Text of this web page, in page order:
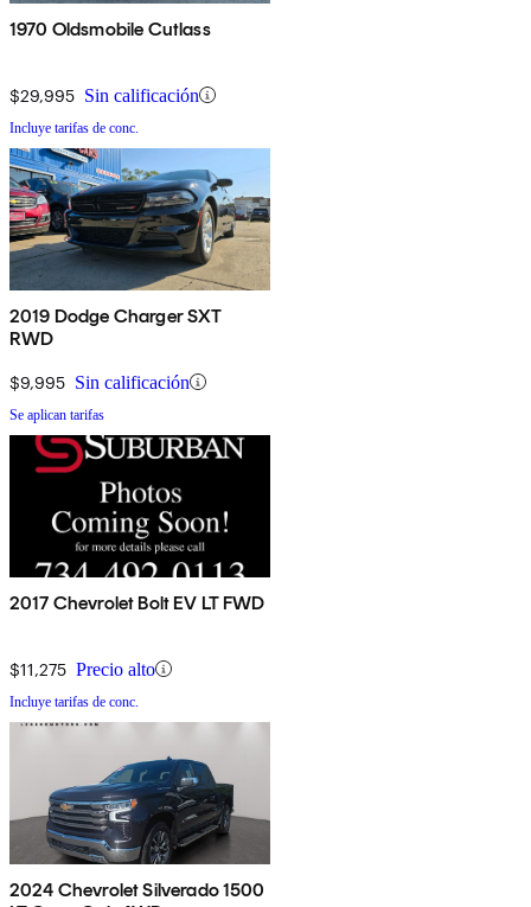
1970 Oldsmobile Cutlass
$29,995 Sin calificación
Incluye tarifas de conc.
2019 Dodge Charger SXT
RWD
$9,995 Sin calificación
Se aplican tarifas
2017 Chevrolet Bolt EV LT FWD
$11,275 Precio alto
Incluye tarifas de conc.
2024 Chevrolet Silverado 1500